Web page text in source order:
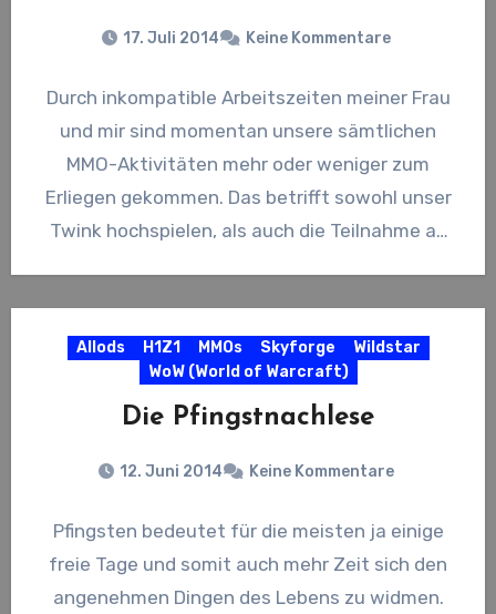
17. Juli 2014 Keine Kommentare
Durch inkompatible Arbeitszeiten meiner Frau
und mir sind momentan unsere sämtlichen
MMO-Aktivitäten mehr oder weniger zum
Erliegen gekommen. Das betrifft sowohl unser
Twink hochspielen, als auch die Teilnahme an
Allods H1Z1 MMOs Skyforge
Wildstar
WoW (World of Warcraft)
Die Pfingstnachlese
12. Juni 2014 Keine Kommentare
Pfingsten bedeutet für die meisten ja einige
freie Tage und somit auch mehr Zeit sich den
angenehmen Dingen des Lebens zu widmen.